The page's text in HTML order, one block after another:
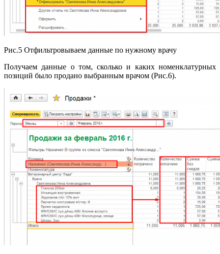
Рис.5 Отфильтровываем данные по нужному врачу
Получаем данные о том, сколько и каких номенклатурных
позиций было продано выбранным врачом (Рис.6).